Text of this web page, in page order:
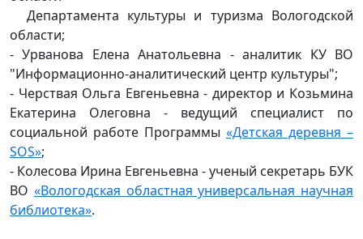
Департамента культуры и туризма Вологодской
области;
- Урванова Елена Анатольевна - аналитик КУ ВО
"Информационно-аналитический центр культуры";
- Черствая Ольга Евгеньевна - директор и Козьмина
Екатерина Олеговна - ведущий специалист по
социальной работе Программы «Детская деревня –
SOS»;
- Колесова Ирина Евгеньевна - ученый секретарь БУК
ВО «Вологодская областная универсальная научная
библиотека».